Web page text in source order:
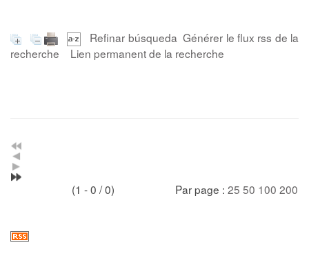
Refinar búsqueda Générer le flux rss de la
recherche
Lien permanent de la recherche
(1 - 0 / 0) Par page : 25 50 100 200